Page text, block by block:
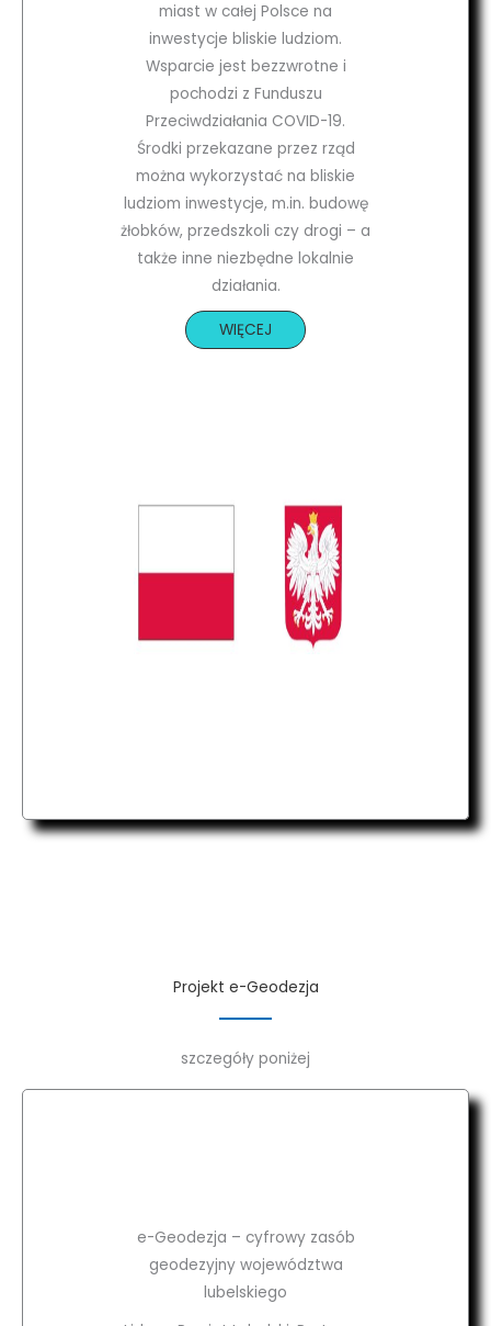
miast w całej Polsce na
inwestycje bliskie ludziom.
Wsparcie jest bezzwrotne i
pochodzi z Funduszu
Przeciwdziałania COVID-19.
Środki przekazane przez rząd
można wykorzystać na bliskie
ludziom inwestycje, m.in. budowę
żłobków, przedszkoli czy drogi – a
także inne niezbędne lokalnie
działania.
WIĘCEJ
Projekt e-Geodezja
szczegóły poniżej
e-Geodezja – cyfrowy zasób
geodezyjny województwa
lubelskiego